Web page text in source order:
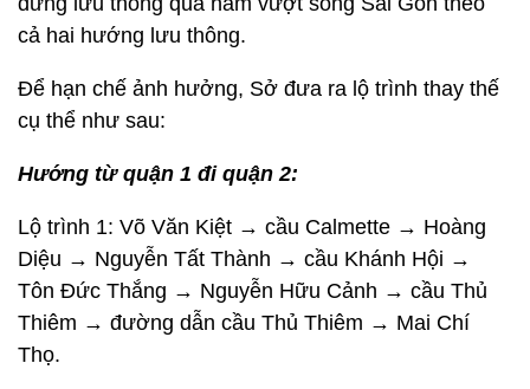
cả hai hướng lưu thông.
Để hạn chế ảnh hưởng, Sở đưa ra lộ trình thay thế
cụ thể như sau:
Hướng từ quận 1 đi quận 2:
Lộ trình 1: Võ Văn Kiệt → cầu Calmette → Hoàng
Diệu → Nguyễn Tất Thành → cầu Khánh Hội →
Tôn Đức Thắng → Nguyễn Hữu Cảnh → cầu Thủ
Thiêm → đường dẫn cầu Thủ Thiêm → Mai Chí
Thọ.